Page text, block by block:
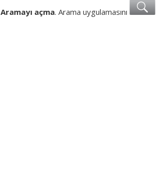
Aramayı açma. Arama uygulamasını